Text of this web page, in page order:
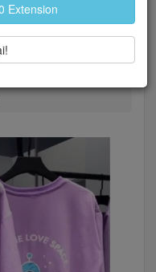
Áo
Áo thun
Extension